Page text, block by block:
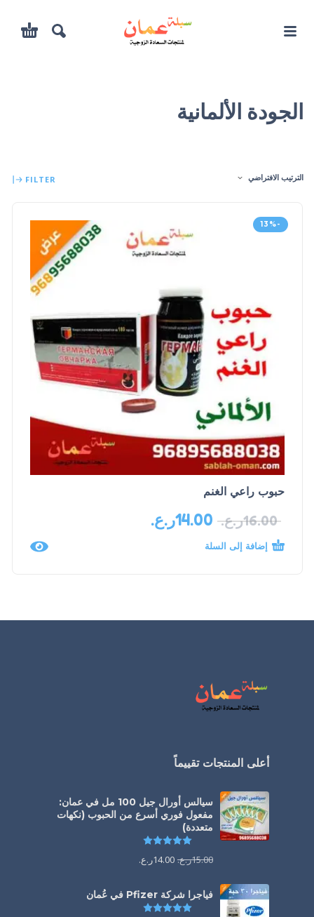
الجودة الألمانية
الترتيب الافتراضي FILTER
-13%
حبوب راعي الغنم
16.00ر.ع. 14.00ر.ع.
إضافة إلى السلة
أعلى المنتجات تقييماً
سيالس أورال جيل 100 مل في عمان:
مفعول فوري أسرع من الحبوب (نكهات
متعددة)
15.00ر.ع. 14.00ر.ع.
فياجرا شركة Pfizer في عُمان